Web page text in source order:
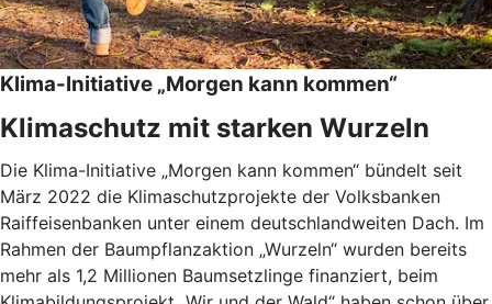
Klima-Initiative „Morgen kann kommen“
Klimaschutz mit starken Wurzeln
Die Klima-Initiative „Morgen kann kommen“ bündelt seit
März 2022 die Klimaschutzprojekte der Volksbanken
Raiffeisenbanken unter einem deutschlandweiten Dach. Im
Rahmen der Baumpflanzaktion „Wurzeln“ wurden bereits
mehr als 1,2 Millionen Baumsetzlinge finanziert, beim